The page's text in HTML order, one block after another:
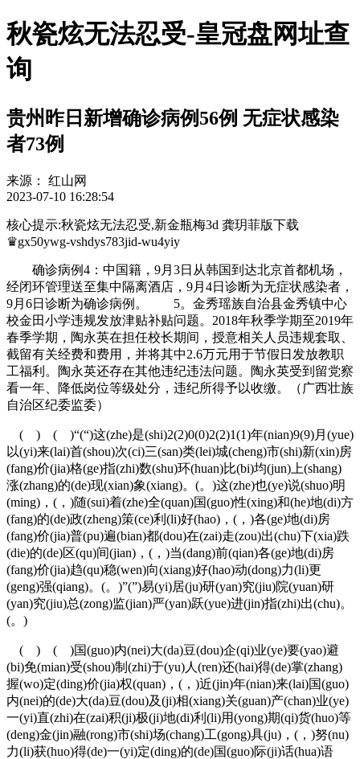
秋瓷炫无法忍受-皇冠盘网址查
询
贵州昨日新增确诊病例56例 无症状感染
者73例
来源：
红山网
2023-07-10 16:28:54
核心提示:秋瓷炫无法忍受,新金瓶梅3d 龚玥菲版下载
♛gx50ywg-vshdys783jid-wu4yiy
确诊病例4：中国籍，9月3日从韩国到达北京首都机场，
经闭环管理送至集中隔离酒店，9月4日诊断为无症状感染者，
9月6日诊断为确诊病例。 5。金秀瑶族自治县金秀镇中心
校金田小学违规发放津贴补贴问题。2018年秋季学期至2019年
春季学期，陶永英在担任校长期间，授意相关人员违规套取、
截留有关经费和费用，并将其中2.6万元用于节假日发放教职
工福利。陶永英还存在其他违纪违法问题。陶永英受到留党察
看一年、降低岗位等级处分，违纪所得予以收缴。（广西壮族
自治区纪委监委）
( ) ( )“(“)这(zhe)是(shi)2(2)0(0)2(2)1(1)年(nian)9(9)月(yue)
以(yi)来(lai)首(shou)次(ci)三(san)类(lei)城(cheng)市(shi)新(xin)房
(fang)价(jia)格(ge)指(zhi)数(shu)环(huan)比(bi)均(jun)上(shang)
涨(zhang)的(de)现(xian)象(xiang)。(。)这(zhe)也(ye)说(shuo)明
(ming)，(，)随(sui)着(zhe)全(quan)国(guo)性(xing)和(he)地(di)方
(fang)的(de)政(zheng)策(ce)利(li)好(hao)，(，)各(ge)地(di)房
(fang)价(jia)普(pu)遍(bian)都(dou)在(zai)走(zou)出(chu)下(xia)跌
(die)的(de)区(qu)间(jian)，(，)当(dang)前(qian)各(ge)地(di)房
(fang)价(jia)趋(qu)稳(wen)向(xiang)好(hao)动(dong)力(li)更
(geng)强(qiang)。(。)”(”)易(yi)居(ju)研(yan)究(jiu)院(yuan)研
(yan)究(jiu)总(zong)监(jian)严(yan)跃(yue)进(jin)指(zhi)出(chu)。
(。)
( ) ( )国(guo)内(nei)大(da)豆(dou)企(qi)业(ye)要(yao)避
(bi)免(mian)受(shou)制(zhi)于(yu)人(ren)还(hai)得(de)掌(zhang)
握(wo)定(ding)价(jia)权(quan)，(，)近(jin)年(nian)来(lai)国(guo)
内(nei)的(de)大(da)豆(dou)及(ji)相(xiang)关(guan)产(chan)业(ye)
一(yi)直(zhi)在(zai)积(ji)极(ji)地(di)利(li)用(yong)期(qi)货(huo)等
(deng)金(jin)融(rong)市(shi)场(chang)工(gong)具(ju)，(，)努(nu)
力(li)获(huo)得(de)一(yi)定(ding)的(de)国(guo)际(ji)话(hua)语